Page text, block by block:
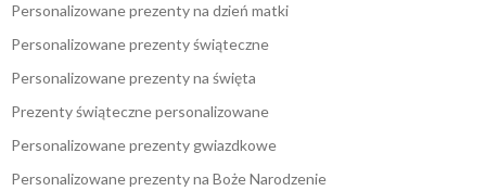
Personalizowane prezenty na dzień matki
Personalizowane prezenty świąteczne
Personalizowane prezenty na święta
Prezenty świąteczne personalizowane
Personalizowane prezenty gwiazdkowe
Personalizowane prezenty na Boże Narodzenie